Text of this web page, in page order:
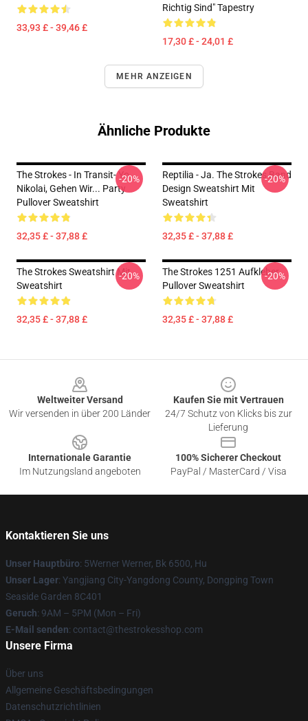
33,93 £ - 39,46 £
Richtig Sind" Tapestry
17,30 £ - 24,01 £
MEHR ANZEIGEN
Ähnliche Produkte
The Strokes - In Transit- Yo
Nikolai, Gehen Wir... Party
Pullover Sweatshirt
32,35 £ - 37,88 £
-20%
Reptilia - Ja. The Strokes Band
Design Sweatshirt Mit
Sweatshirt
32,35 £ - 37,88 £
-20%
The Strokes Sweatshirt Mit
Sweatshirt
32,35 £ - 37,88 £
-20%
The Strokes 1251 Aufkleber
Pullover Sweatshirt
32,35 £ - 37,88 £
-20%
Weltweiter Versand
Wir versenden in über 200 Länder
Kaufen Sie mit Vertrauen
24/7 Schutz von Klicks bis zur
Lieferung
Internationale Garantie
Im Nutzungsland angeboten
100% Sicherer Checkout
PayPal / MasterCard / Visa
Kontaktieren Sie uns
Unser Hauptbüro: 5Werner Werner, Bk 6500, Hu
Unser Lager: Yangjiang City-Yangdong County, Dongping Town
Seaside Garden 8C401
Geruch: 9AM – 5PM (Mon – Fri)
E-Mail senden: contact@thestrokesshop.com
Unsere Firma
Über uns
Allgemeine Geschäftsbedingungen
Datenschutzrichtlinien